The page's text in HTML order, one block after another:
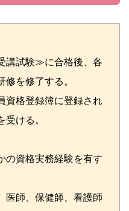
講試験≫に合格後、各
を修了する。
資格登録簿に登録され
ける。
の資格実務経験を有す
師、保健師、看護師